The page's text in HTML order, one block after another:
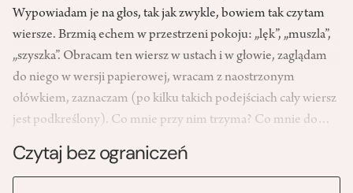
Wypowiadam je na głos, tak jak zwykle, bowiem tak czytam
wiersze. Brzmią echem w przestrzeni pokoju: „lęk”, „muszla”,
„szyszka”. Obracam ten wiersz w ustach i w głowie, zaglądam
do niego w wersji papierowej, wracam z naostrzonym
ołówkiem, zaznaczam (po kilku takich podejściach cały wiersz
jest podkreślony). Co mnie przy nim trzyma? Co mnie do…
Czytaj bez ograniczeń